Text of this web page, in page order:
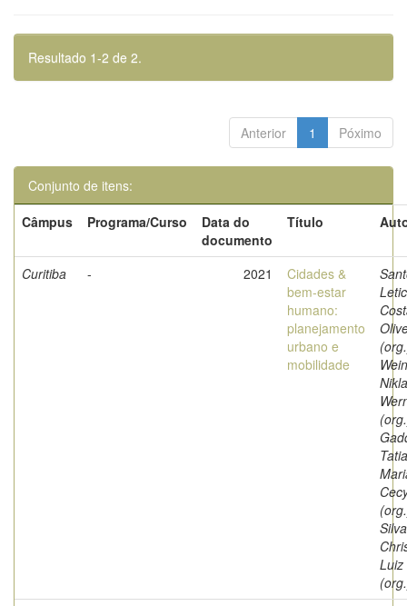
Resultado 1-2 de 2.
Anterior 1 Póximo
Conjunto de itens:
Câmpus
Programa/Curso
Data do
documento
Título
Curitiba - 2021
Cidades &
bem-estar
humano:
planejamento
urbano e
mobilidade
Luiz